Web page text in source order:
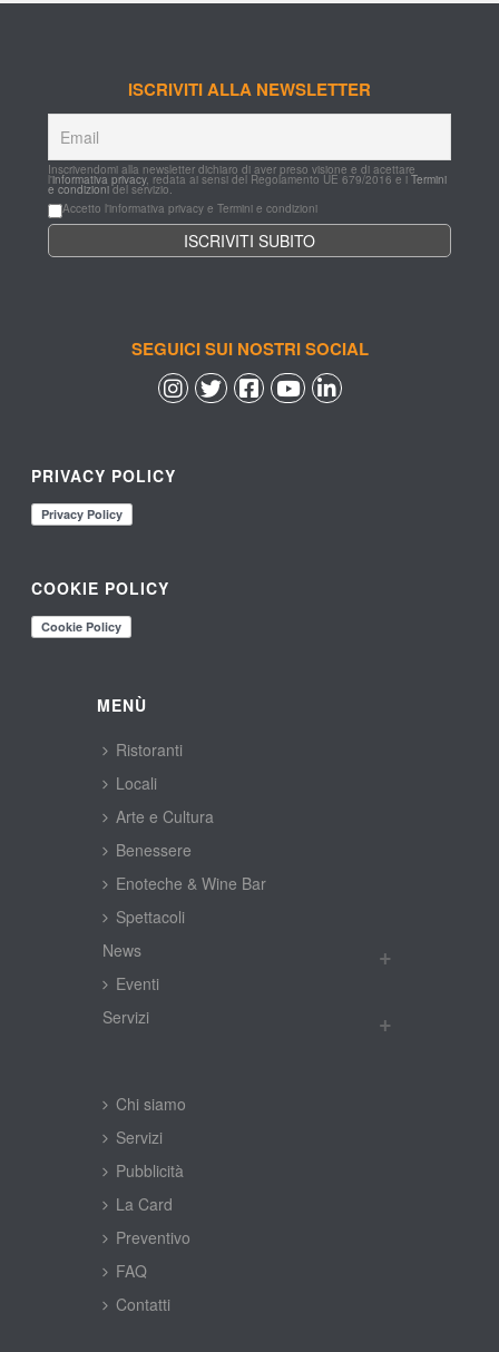
ISCRIVITI ALLA NEWSLETTER
Inscrivendomi alla newsletter dichiaro di aver preso visione e di acettare
l'informativa privacy, redata ai sensi del Regolamento UE 679/2016 e i Termini
e condizioni del servizio.
Accetto l'informativa privacy e Termini e condizioni
SEGUICI SUI NOSTRI SOCIAL
PRIVACY POLICY
COOKIE POLICY
MENÙ
Ristoranti
Locali
Arte e Cultura
Benessere
Enoteche & Wine Bar
Spettacoli
New
Eventi
Servizi
Chi siamo
Servizi
Pubblicità
La Card
Preventivo
FAQ
Contatti